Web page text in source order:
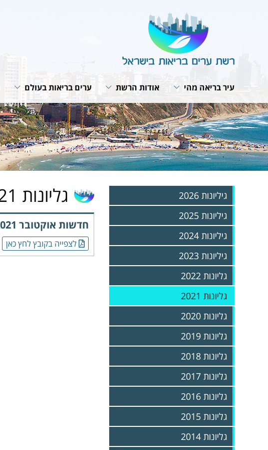
עיר בריאה מהי
תבנית פעולה
תפקיד המתאם
ועדת היגוי לעיר בריאה
פרופיל עירוני
תהליך תכנון עירוני
אודות הרשת
מבנה הרשת
חזון ומטרות
תפקיד הרשת
תקנון הרשת
הערכת הפעילות בערים
אמנת העיר הבריאה
ערים בריאות בעולם
תנאי חברות ברשת
האירופית של רשתות
תוכנית אסטרטגית של
רשת הרשתות
פעילות עולמית
מפגשי עבודה של הרשת
גיליונות 2026
גיליונות 2025
גיליונות 2024
גיליונות 2023
גליונות 2022
גליונות 2021
גליונות 2020
גליונות 2019
גליונות 2018
גליונות 2017
גליונות 2016
גליונות 2015
גליונות 2014
גליונות 2021
חדשות אוקטובר 2021
לצפייה בקובץ לחץ כאן